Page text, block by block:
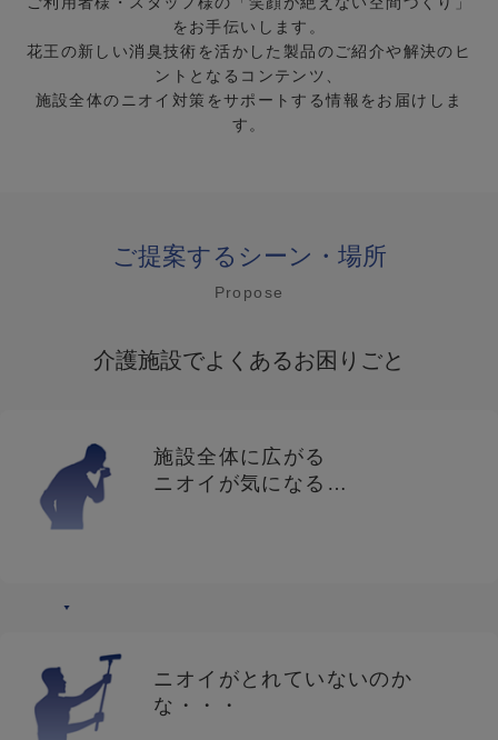
をお手伝いします。
花王の新しい消臭技術を活かした製品のご紹介や解決のヒ
ントとなるコンテンツ、
施設全体のニオイ対策をサポートする情報をお届けしま
す。
ご提案するシーン・場所
Propose
介護施設でよくあるお困りごと
施設全体に広がる
ニオイが気になる…
ニオイがとれていないのか
な・・・